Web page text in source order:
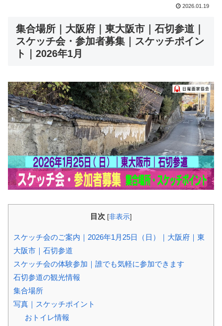
2026.01.19
集合場所｜大阪府｜東大阪市｜石切参道｜
スケッチ会・参加者募集｜スケッチポイン
ト｜2026年1月
目次 [非表示]
スケッチ会のご案内｜2026年1月25日（日）｜大阪府｜東
大阪市｜石切参道
スケッチ会の体験参加｜誰でも気軽に参加できます
石切参道の観光情報
集合場所
写真｜スケッチポイント
おトイレ情報